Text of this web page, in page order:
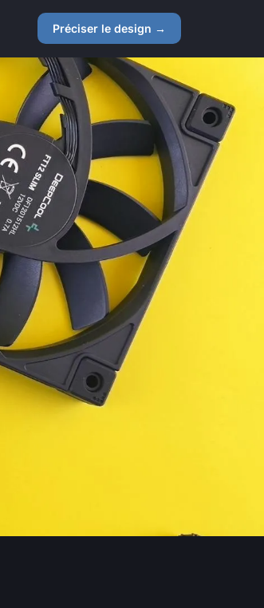
Préciser le design →